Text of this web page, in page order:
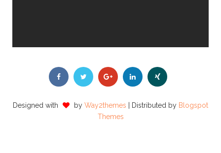
Designed with by Way2themes | Distributed by Blogspot
Themes